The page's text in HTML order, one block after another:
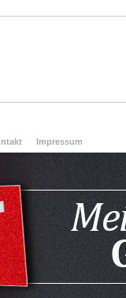
Impressum